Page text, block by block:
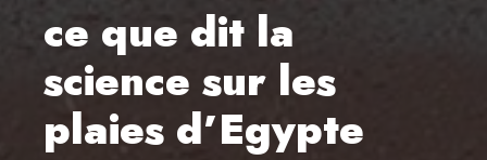
ce que dit la
science sur les
plaies d’Egypte